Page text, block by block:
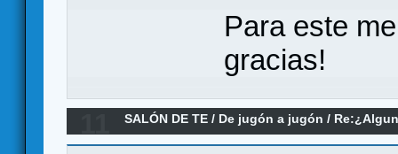
Para este
gracias!
SALÓN DE TE / De jugón a jugón /